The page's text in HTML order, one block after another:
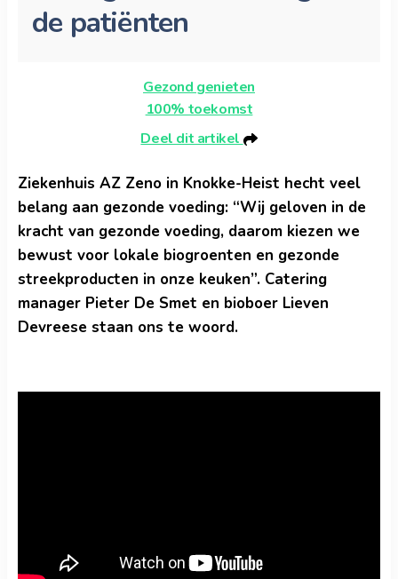
de patiënten
Gezond genieten
100% toekomst
Deel dit artikel
Ziekenhuis AZ Zeno in Knokke-Heist hecht veel
belang aan gezonde voeding: “Wij geloven in de
kracht van gezonde voeding, daarom kiezen we
bewust voor lokale biogroenten en gezonde
streekproducten in onze keuken”. Catering
manager Pieter De Smet en bioboer Lieven
Devreese staan ons te woord.